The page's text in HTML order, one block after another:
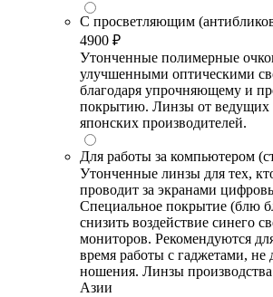
С просветляющим
4900 ₽
Утонченные полимерные
улучшенными оптическими
благодаря упрочняющему и
покрытию. Линзы от ведущих
японских производителей.
Для работы за компьютером
Утонченные линзы для тех,
проводит за экранами
Специальное покрытие (блю
снизить воздействие синего
мониторов. Рекомендуются
время работы с гаджетами, не
ношения. Линзы
Азии